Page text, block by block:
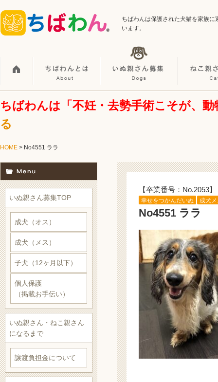
ちばわんは保護された犬猫を家族
います。
ちばわんは「不妊・去勢手術こそが、
る
HOME > No4551 ララ
【卒業番号：No.2053】
幸せをつかんだいぬ 成犬
No4551 ララ
いぬ親さん募集TOP
成犬（オス）
成犬（メス）
子犬（12ヶ月以下）
個人保護
（掲載お手伝い）
いぬ親さん・ねこ親さん
になるまで
譲渡負担金について